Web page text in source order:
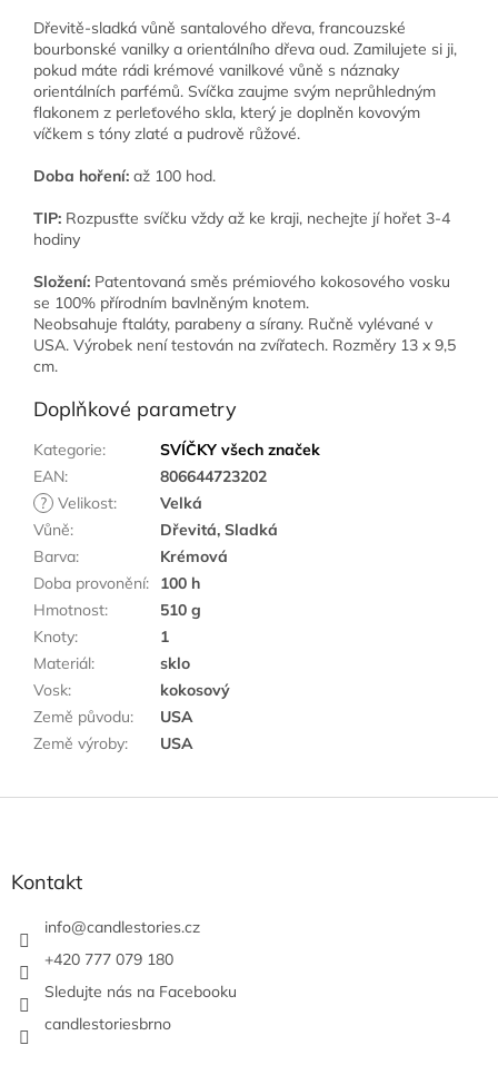
Dřevitě-sladká vůně santalového dřeva, francouzské
bourbonské vanilky a orientálního dřeva oud. Zamilujete si ji,
pokud máte rádi krémové vanilkové vůně s náznaky
orientálních parfémů. Svíčka zaujme svým neprůhledným
flakonem z perleťového skla, který je doplněn kovovým
víčkem s tóny zlaté a pudrově růžové.
Doba hoření: až 100 hod.
TIP: Rozpusťte svíčku vždy až ke kraji, nechejte jí hořet 3-4
hodiny
Složení: Patentovaná směs prémiového kokosového vosku
se 100% přírodním bavlněným knotem.
Neobsahuje ftaláty, parabeny a sírany. Ručně vylévané v
USA. Výrobek není testován na zvířatech. Rozměry 13 x 9,5
cm.
Doplňkové parametry
Kategorie:
SVÍČKY všech značek
EAN:
806644723202
? Velikost:
Velká
Vůně:
Dřevitá, Sladká
Barva:
Krémová
Doba provonění:
100 h
Hmotnost:
510 g
Knoty:
1
Materiál:
sklo
Vosk:
kokosový
Země původu:
USA
Země výroby: USA
Kontakt
info@candlestories.cz
+420 777 079 180
Sledujte nás na Facebooku
candlestoriesbrno